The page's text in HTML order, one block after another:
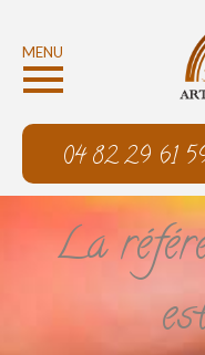
MENU
04 82 29 61
La